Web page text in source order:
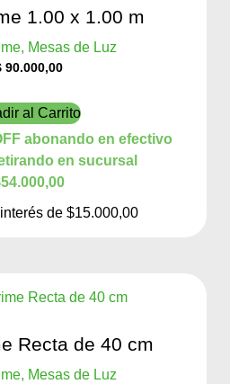
1.00 x 1.00 m
Mesas de Luz
90.000,00
al Carrito
abonando en efectivo
en sucursal
de $15.000,00
Recta de 40 cm
Mesas de Luz